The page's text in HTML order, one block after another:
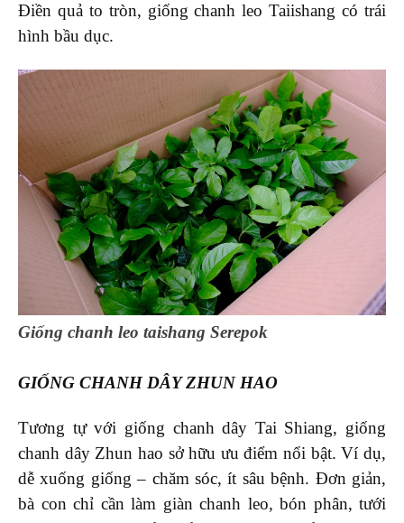
Điền quả to tròn, giống chanh leo Taiishang có trái
hình bầu dục.
Giống chanh leo taishang Serepok
GIỐNG CHANH DÂY ZHUN HAO
Tương tự với giống chanh dây Tai Shiang, giống
chanh dây Zhun hao sở hữu ưu điểm nổi bật. Ví dụ,
dễ xuống giống – chăm sóc, ít sâu bệnh. Đơn giản,
bà con chỉ cần làm giàn chanh leo, bón phân, tưới